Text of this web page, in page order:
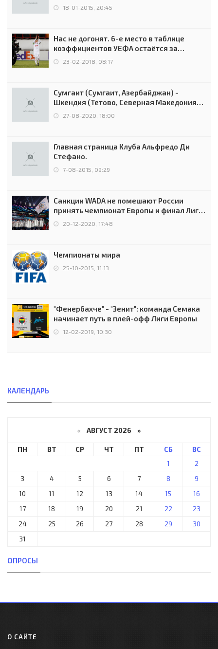
18-01-2015, 20:45
Нас не догонят. 6-е место в таблице
коэффициентов УЕФА остаётся за
Россией
23-02-2018, 08:17
Сумгаит (Сумгаит, Азербайджан) -
Шкендия (Тетово, Северная Македония) -
0:2 (0:0)
27-08-2020, 18:00
Главная страница Клуба Альфредо Ди
Стефано.
7-08-2015, 09:29
Санкции WADA не помешают России
принять чемпионат Европы и финал Лиги
чемпионов.
20-12-2020, 17:48
Чемпионаты мира
25-10-2015, 11:13
"Фенербахче" - "Зенит": команда Семака
начинает путь в плей-офф Лиги Европы
12-02-2019, 10:30
КАЛЕНДАРЬ
« АВГУСТ 2026 »
ПН ВТ СР ЧТ ПТ СБ
ВС
1
2
3
4 5 6 7 8
9
10
11 12 13 14 15
16
17
18 19 20 21 22
23
24
25 26 27 28 29
30
31
ОПРОСЫ
О САЙТЕ